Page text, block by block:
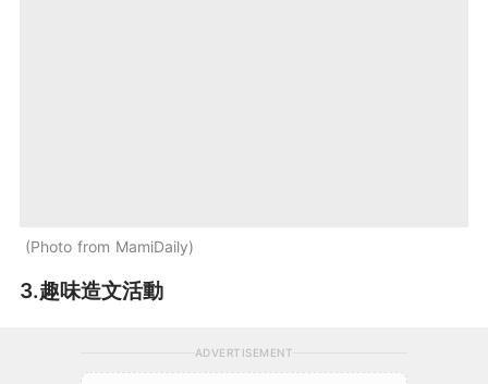
Photo from MamiDaily
3.趣味造文活動
ADVERTISEMENT